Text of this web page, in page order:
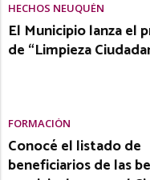
HECHOS NEUQUÉN
El Municipio lanza el
de “Limpieza
FORMACIÓN
Conocé el listado de
beneficiarios de las